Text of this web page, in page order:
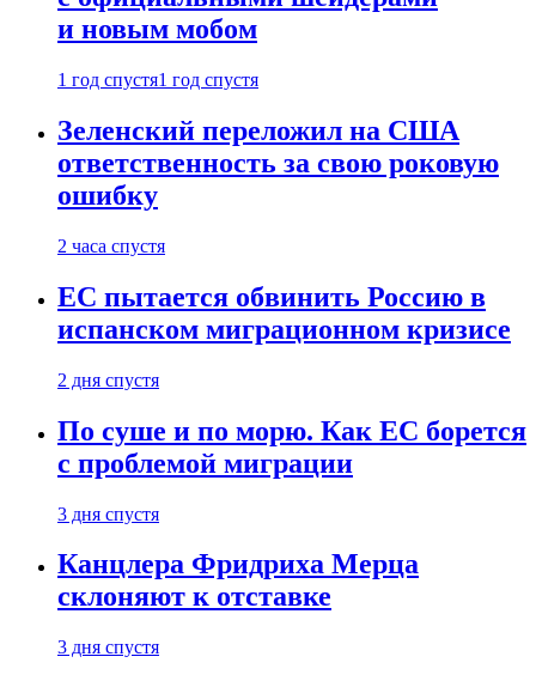
и новым мобом
1 год спустя1 год спустя
Зеленский переложил на США
ответственность за свою роковую
ошибку
2 часа спустя
ЕС пытается обвинить Россию в
испанском миграционном кризисе
2 дня спустя
По суше и по морю. Как ЕС борется
с проблемой миграции
3 дня спустя
Канцлера Фридриха Мерца
склоняют к отставке
3 дня спустя